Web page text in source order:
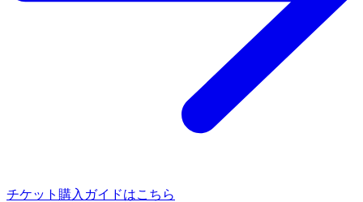
チケット購入ガイドはこちら